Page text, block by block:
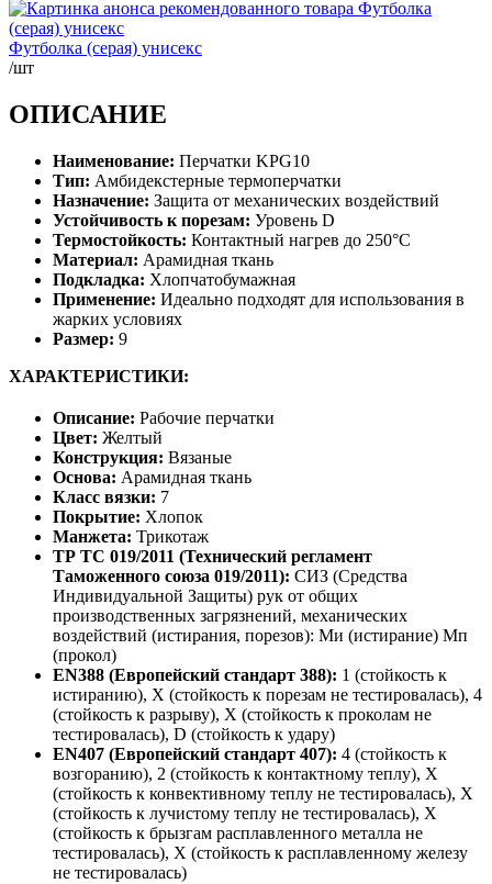
Футболка (серая) унисекс
/шт
ОПИСАНИЕ
Наименование: Перчатки KPG10
Тип: Амбидекстерные термоперчатки
Назначение: Защита от механических воздействий
Устойчивость к порезам: Уровень D
Термостойкость: Контактный нагрев до 250°С
Материал: Арамидная ткань
Подкладка: Хлопчатобумажная
Применение: Идеально подходят для использования в
жарких условиях
Размер: 9
ХАРАКТЕРИСТИКИ:
Описание: Рабочие перчатки
Цвет: Желтый
Конструкция: Вязаные
Основа: Арамидная ткань
Класс вязки: 7
Покрытие: Хлопок
Манжета: Трикотаж
ТР ТС 019/2011 (Технический регламент
Таможенного союза 019/2011): СИЗ (Средства
Индивидуальной Защиты) рук от общих
производственных загрязнений, механических
воздействий (истирания, порезов): Ми (истирание) Мп
(прокол)
EN388 (Европейский стандарт 388): 1 (стойкость к
истиранию), X (стойкость к порезам не тестировалась), 4
(стойкость к разрыву), X (стойкость к проколам не
тестировалась), D (стойкость к удару)
EN407 (Европейский стандарт 407): 4 (стойкость к
возгоранию), 2 (стойкость к контактному теплу), X
(стойкость к конвективному теплу не тестировалась), X
(стойкость к лучистому теплу не тестировалась), X
(стойкость к брызгам расплавленного металла не
тестировалась), X (стойкость к расплавленному железу
не тестировалась)